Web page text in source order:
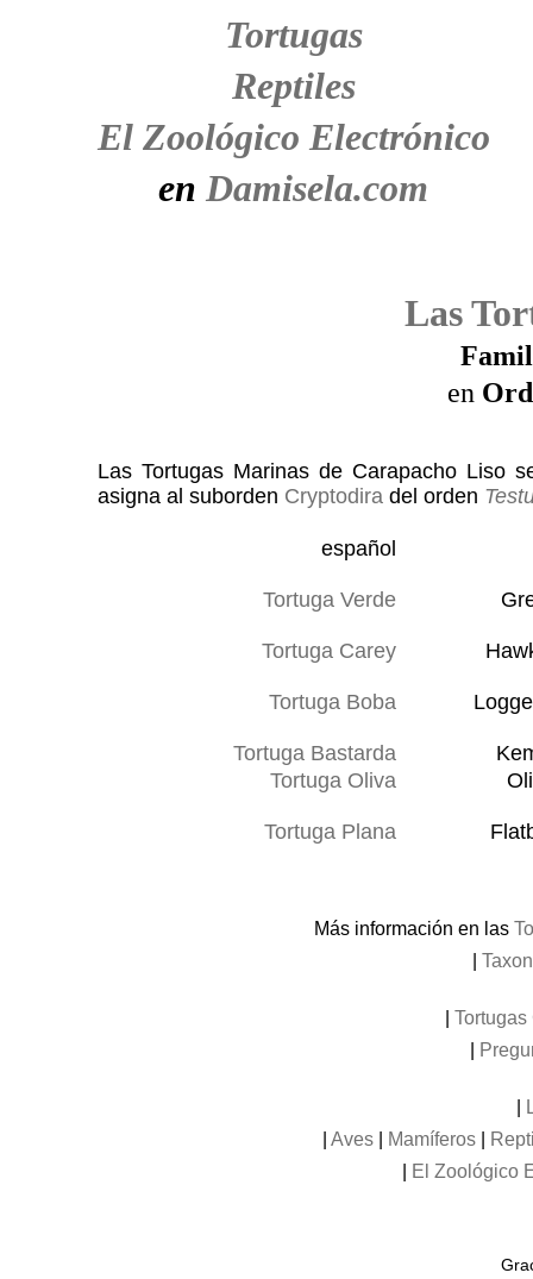
Tortugas
Reptiles
El Zoológico Electrónico
en Damisela.com
Las
en
Las Tortugas Marinas de Carapacho Liso
asigna al suborden Cryptodira del orden
español
Tortuga Verde
Tortuga Carey
Tortuga Boba
Tortuga Bastarda
Tortuga Oliva
Tortuga Plana
Más información en las
Aves| Mamíferos|
El Zoológico